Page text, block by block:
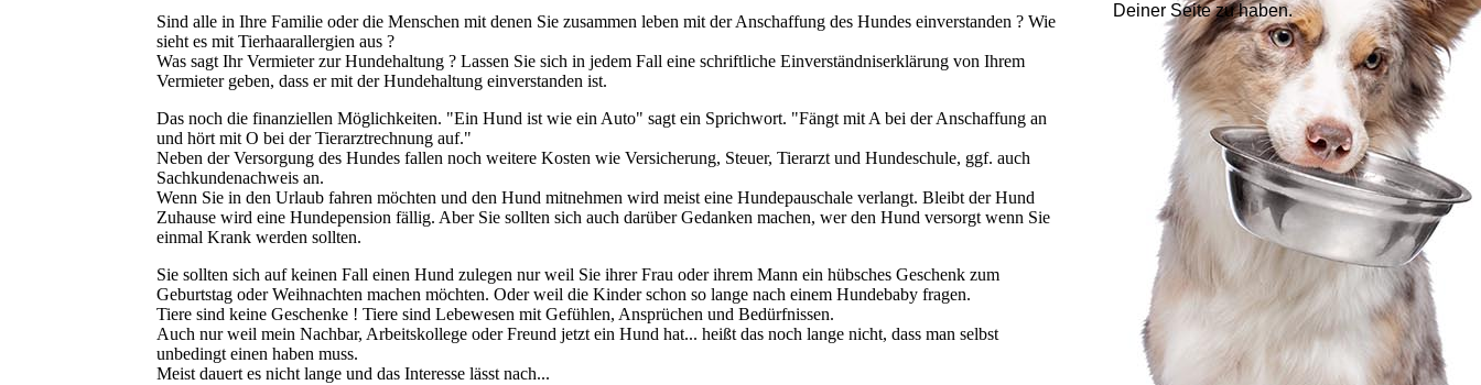
Sind alle in Ihre Familie oder die Menschen mit denen Sie zusammen leben mit der Anschaffung des Hundes einverstanden ? Wie
sieht es mit Tierhaarallergien aus ?
Was sagt Ihr Vermieter zur Hundehaltung ? Lassen Sie sich in jedem Fall eine schriftliche Einverständniserklärung von Ihrem
Vermieter geben, dass er mit der Hundehaltung einverstanden ist.
Das noch die finanziellen Möglichkeiten. "Ein Hund ist wie ein Auto" sagt ein Sprichwort. "Fängt mit A bei der Anschaffung an
und hört mit O bei der Tierarztrechnung auf."
Neben der Versorgung des Hundes fallen noch weitere Kosten wie Versicherung, Steuer, Tierarzt und Hundeschule, ggf. auch
Sachkundenachweis an.
Wenn Sie in den Urlaub fahren möchten und den Hund mitnehmen wird meist eine Hundepauschale verlangt. Bleibt der Hund
Zuhause wird eine Hundepension fällig. Aber Sie sollten sich auch darüber Gedanken machen, wer den Hund versorgt wenn Sie
einmal Krank werden sollten.
Sie sollten sich auf keinen Fall einen Hund zulegen nur weil Sie ihrer Frau oder ihrem Mann ein hübsches Geschenk zum
Geburtstag oder Weihnachten machen möchten. Oder weil die Kinder schon so lange nach einem Hundebaby fragen.
Tiere sind keine Geschenke ! Tiere sind Lebewesen mit Gefühlen, Ansprüchen und Bedürfnissen.
Auch nur weil mein Nachbar, Arbeitskollege oder Freund jetzt ein Hund hat... heißt das noch lange nicht, dass man selbst
unbedingt einen haben muss.
Meist dauert es nicht lange und das Interesse lässt nach...
Deiner Seite zu haben.